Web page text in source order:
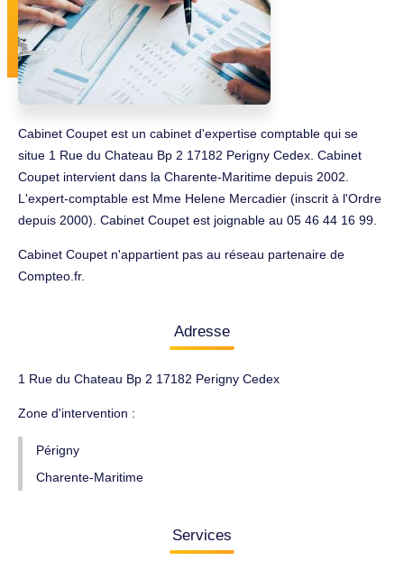
Cabinet Coupet est un cabinet d'expertise comptable qui se
situe 1 Rue du Chateau Bp 2 17182 Perigny Cedex. Cabinet
Coupet intervient dans la Charente-Maritime depuis 2002.
L'expert-comptable est Mme Helene Mercadier (inscrit à l'Ordre
depuis 2000). Cabinet Coupet est joignable au 05 46 44 16 99.
Cabinet Coupet n'appartient pas au réseau partenaire de
Compteo.fr.
Adresse
1 Rue du Chateau Bp 2 17182 Perigny Cedex
Zone d'intervention :
Périgny
Charente-Maritime
Services